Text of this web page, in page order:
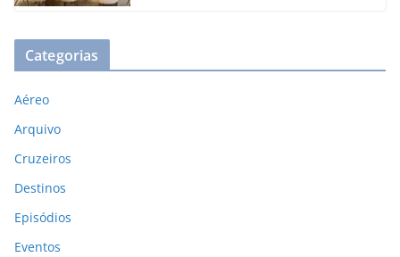
Categorias
Aéreo
Arquivo
Cruzeiros
Destinos
Episódios
Eventos